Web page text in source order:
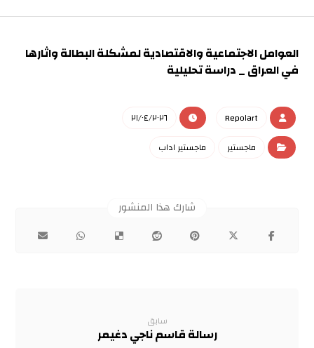
العوامل الاجتماعية والاقتصادية لمشكلة البطالة واثارها
في العراق _ دراسة تحليلية
Repo١art
٢١/٠٤/٢٠٢٦
ماجستير
ماجستير اداب
سابق
رسالة قاسم ناجي دغيمر